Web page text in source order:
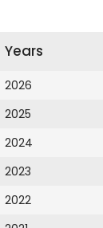
Years
2026
2025
2024
2023
2022